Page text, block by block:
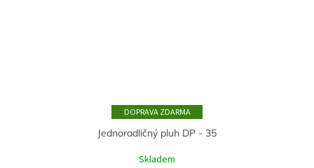
ZDARMA
Jednoradličný pluh DP - 35
Skladem